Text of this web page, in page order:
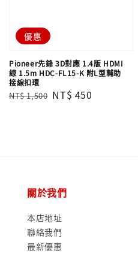
優惠
Pioneer先鋒 3D對應 1.4版 HDMI
線 1.5m HDC-FL15-K 附L型輔助
接線扣環
Regular
NT$ 1,500 Sale
NT$ 450
關於我們
本店地址
聯絡我們
最新優惠